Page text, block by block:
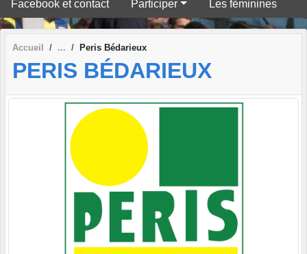
Facebook et contact Participer Les féminines
Accueil Peris Bédarieux
PERIS BÉDARIEUX